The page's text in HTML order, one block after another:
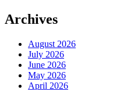
Archives
August 2026
July 2026
June 2026
May 2026
April 2026